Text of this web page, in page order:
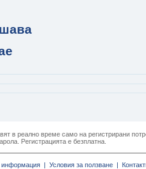
в реално време само на регистрирани
Регистрацията е безплатна.
информация | Условия за ползване |